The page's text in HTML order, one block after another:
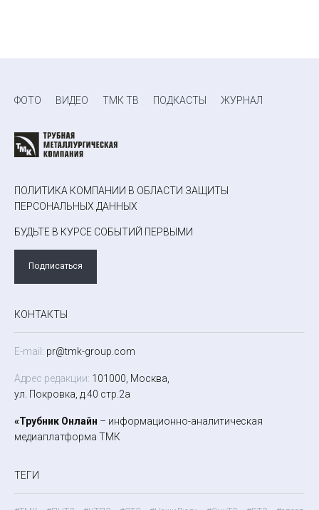
ФОТО ВИДЕО ТМК ТВ ПОДКАСТЫ ЖУРНАЛ
ПОЛИТИКА КОМПАНИИ В ОБЛАСТИ ЗАЩИТЫ
ПЕРСОНАЛЬНЫХ ДАННЫХ
БУДЬТЕ В КУРСЕ СОБЫТИЙ ПЕРВЫМИ
Подписаться
КОНТАКТЫ
E-mail: pr@tmk-group.com
Адрес редакции: 101000, Москва,
ул. Покровка, д.40 стр.2а
«Трубник Онлайн – информационно-аналитическая
медиаплатформа ТМК
ТЕГИ